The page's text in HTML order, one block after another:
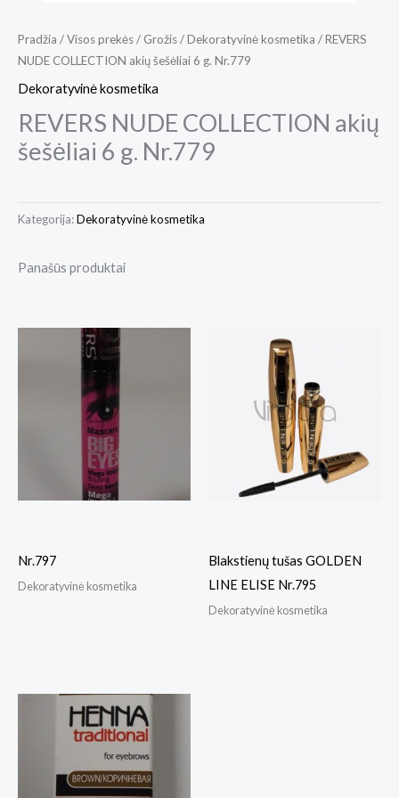
Pradžia /Visos prekės/ Grožis/Dekoratyvinė kosmetika / REVERS
NUDE COLLECTION akių šešėliai 6 g. Nr.779
Dekoratyvinė kosmetika
REVERS NUDE COLLECTION akių
šešėliai 6 g. Nr.779
Kategorija:Dekoratyvinė kosmetika
Panašūs produktai
Nr.797
Dekoratyvinė kosmetika
Blakstienų tušas GOLDEN
LINE ELISE Nr.795
Dekoratyvinė kosmetika